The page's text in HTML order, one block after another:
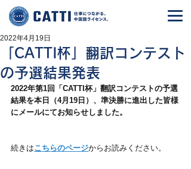
「CATTI杯」翻訳コンテスト
の予選結果発表
2022年4月19日
2022年第1回「CATTI杯」翻訳コンテストの予選
結果を本日（4月19日）、準決勝に進出した皆様
にメールにてお知らせしました。
続きはこちらのページからお読みください。